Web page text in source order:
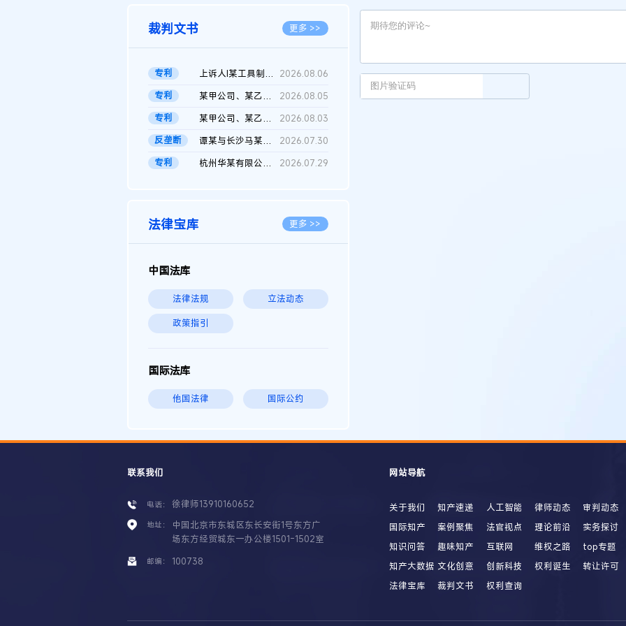
裁判文书 更多 >>
专利 上诉人I某工具制品有限公司与被上诉人程某及一审被告中华人民共和...
2026.08.06
专利
某甲公司、某乙公司、某丙公司申请诉前行为保全复议裁定书
2026.08.05
专利
某甲公司、某乙公司、官某与某丙公司专利申请权权属纠纷 二审判决...
2026.08.03
反垄断
谭某与长沙马某堆农产品股份有限公司滥用市场支配地位纠纷二审裁...
2026.07.30
专利
杭州华某有限公司与菲某有限公司侵害发明专利权纠纷 2026.07.29
法律宝库 更多 >>
中国法库
法律法规 立法动态
政策指引
国际法库
他国法律 国际公约
联系我们
电话： 徐律师13910160652
地址：
中国北京市东城区东长安街1号东方广
场东方经贸城东一办公楼1501-1502室
邮编： 100738
网站导航
关于我们 知产速递 人工智能 律师动态
审判动态
国际知产
案例聚焦 法官视点 理论前沿
实务探讨
知识问答
趣味知产 互联网 维权之路
top专题
知产大数据 文化创意 创新科技 权利诞生
转让许可
法律宝库
裁判文书 权利查询